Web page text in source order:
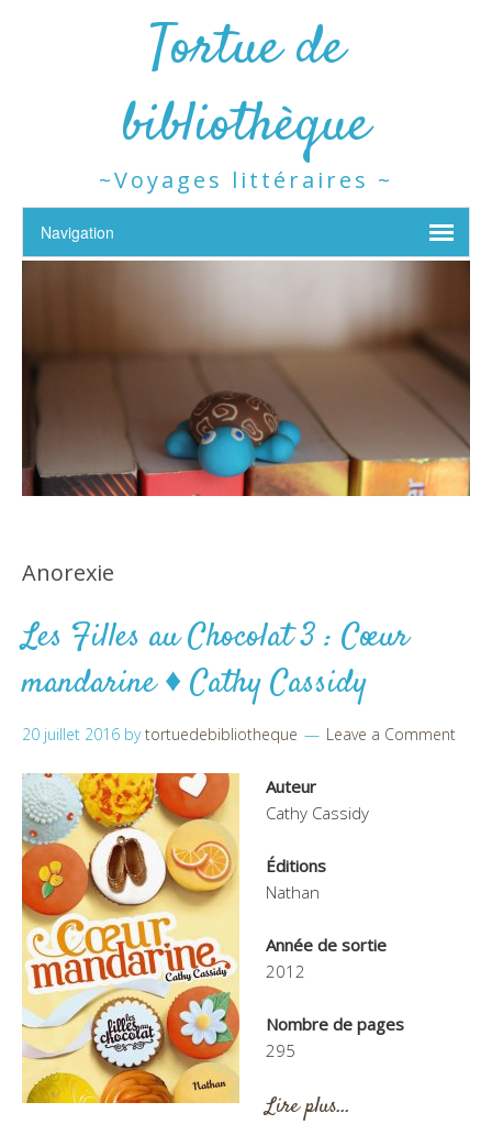
Tortue de
bibliothèque
~Voyages littéraires ~
Anorexie
Les Filles au Chocolat 3 : Cœur
mandarine ♦ Cathy Cassidy
20 juillet 2016 bytortuedebibliotheque Leave a Comment
Auteur
Cathy Cassidy
Éditions
Nathan
Année de sortie
2012
Nombre de pages
295
Lire plus…